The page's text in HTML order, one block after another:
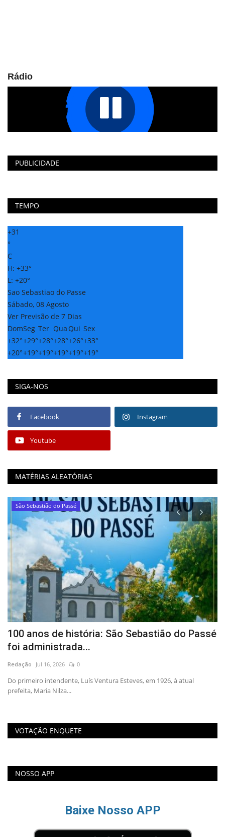
Rádio
PUBLICIDADE
TEMPO
+31
°
C
H: +33°
L: +20°
Sao Sebastiao do Passe
Sábado, 08 Agosto
Ver Previsão de 7 Dias
DomSeg Ter Qua Qui Sex
+32°+29°+28°+28°+26°+33°
+20°+19°+19°+19°+19°+19°
SIGA-NOS
Facebook Instagram
Youtube
MATÉRIAS ALEATÓRIAS
São Sebastião do Passé
100 anos de história: São Sebastião do Passé
foi administrada...
Redação Jul 16, 2026 0
Do primeiro intendente, Luís Ventura Esteves, em 1926, à atual
prefeita, Maria Nilza...
VOTAÇÃO ENQUETE
NOSSO APP
Baixe Nosso APP